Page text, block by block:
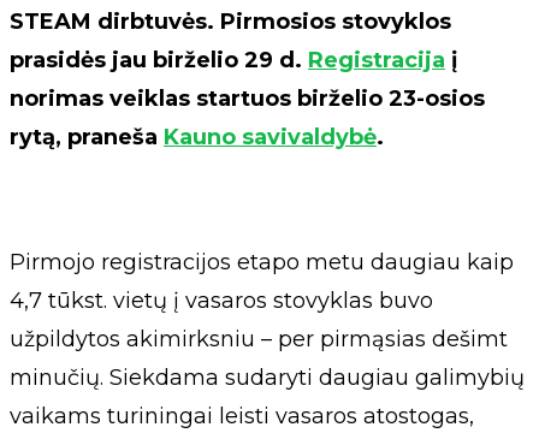
STEAM dirbtuvės. Pirmosios stovyklos
prasidės jau birželio 29 d. Registracija į
norimas veiklas startuos birželio 23-osios
rytą, praneša Kauno savivaldybė.
Pirmojo registracijos etapo metu daugiau kaip
4,7 tūkst. vietų į vasaros stovyklas buvo
užpildytos akimirksniu – per pirmąsias dešimt
minučių. Siekdama sudaryti daugiau galimybių
vaikams turiningai leisti vasaros atostogas,